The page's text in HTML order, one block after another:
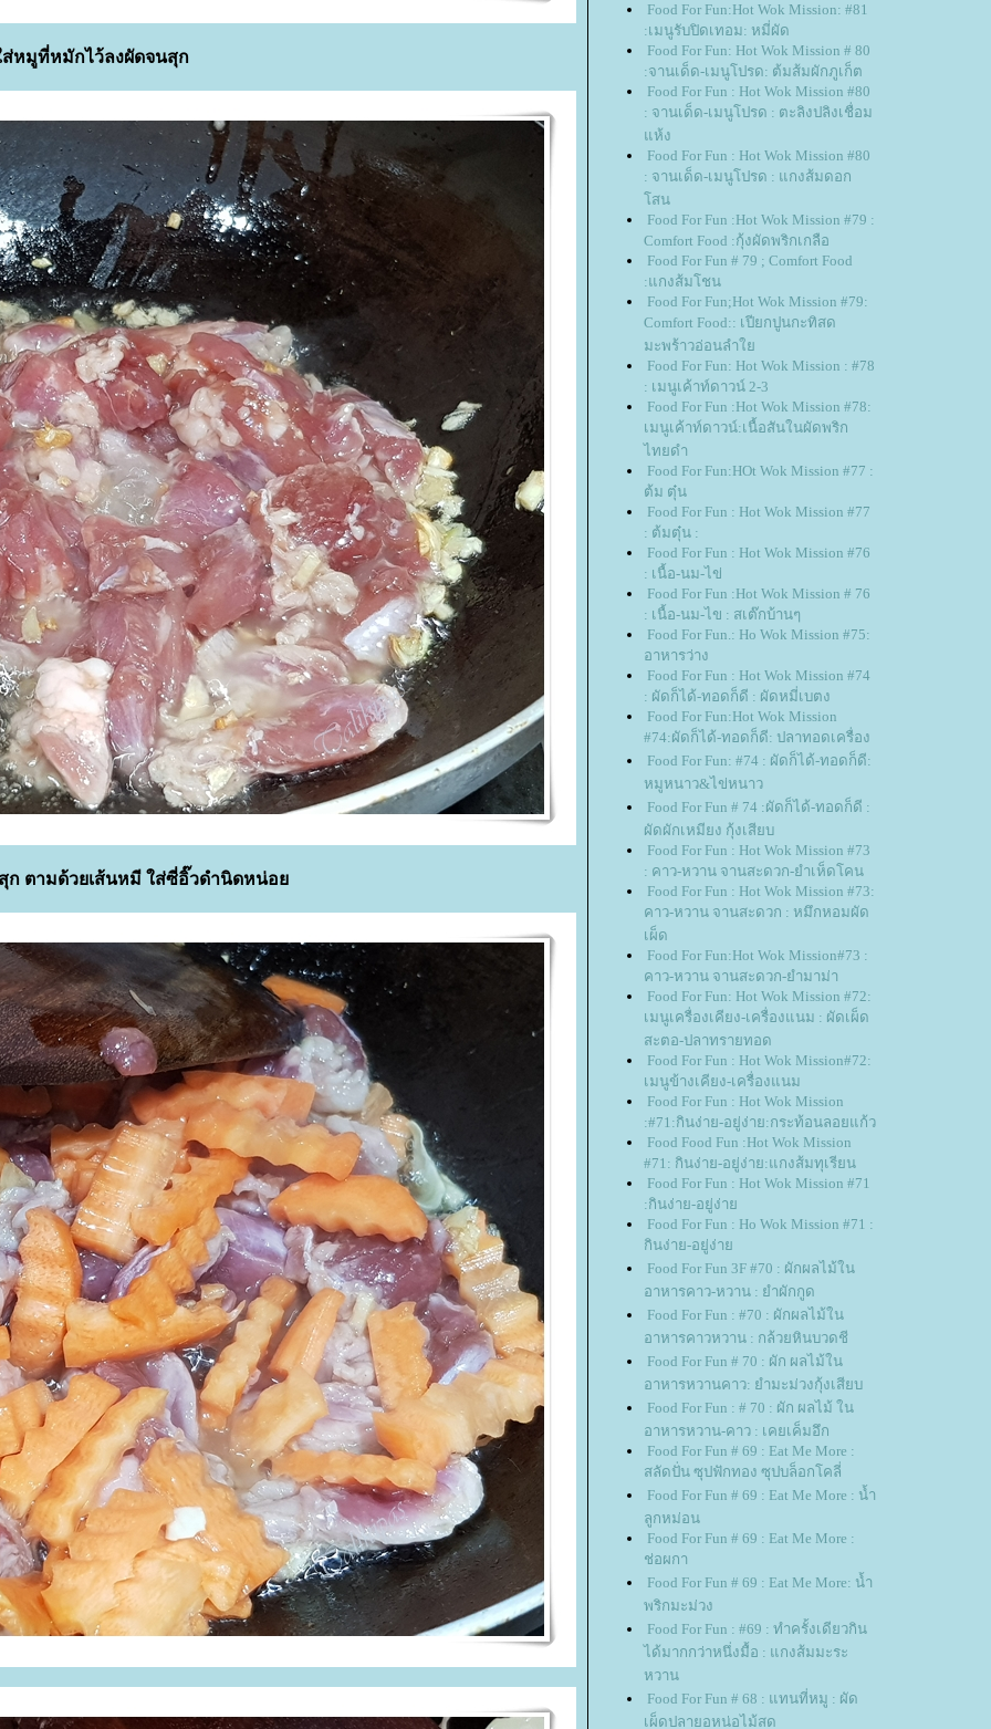
ส่หมูที่หมักไว้ลงผัดจนสุก
ก ตามด้วยเส้นหมี ใส่ซี่อิ๊วดำนิดหน่อ
Food For Fun:Hot Wok Mission: #81
:เมนูรับปิดเทอม: หมี่ผัด
Food For Fun: Hot Wok Mission # 80
:จานเด็ด-เมนูโปรด: ต้มส้มผักภูเก็ต
Food For Fun : Hot Wok Mission #80
: จานเด็ด-เมนูโปรด : ตะลิงปลิงเชื่อม
ห้ง
Food For Fun : Hot Wok Mission #80
: จานเด็ด-เมนูโปรด : แกงส้มดอก
สน
Food For Fun :Hot Wok Mission #79 :
Comfort Food :กุ้งผัดพริกเกลือ
Food For Fun # 79 ; Comfort Food
:แกงส้มโชน
Food For Fun;Hot Wok Mission #79:
Comfort Food:: เปียกปูนกะทิสด
มะพร้าวอ่อนลำ
Food For Fun: Hot Wok Mission : #78
: เมนูเค้าท์ดาวน์ 2-3
Food For Fun :Hot Wok Mission #78:
เมนูเค้าท์ดาวน์:เนื้อสันในผัดพริก
ไทยดำ
Food For Fun:HOt Wok Mission #77 :
ต้ม ตุ๋น
Food For Fun : Hot Wok Mission #77
: ต้มตุ๋น :
Food For Fun : Hot Wok Mission #76
: เนื้อ-นม-ไข่
Food For Fun :Hot Wok Mission # 76
: เนื้อ-นม-ไข : สเต๊กบ้านๆ
Food For Fun.: Ho Wok Mission #75:
อาหารว่าง
Food For Fun : Hot Wok Mission #74
: ผัดก็ได้-ทอดก็ดี : ผัดหมี่เบตง
Food For Fun:Hot Wok Mission
#74:ผัดก็ได้-ทอดก็ดี: ปลาทอดเครื่อง
Food For Fun: #74 : ผัดก็ได้-ทอดก็ดี:
หมูหนาว&ไข่หนาว
Food For Fun # 74 :ผัดก็ได้-ทอดก็ดี :
ผัดผักเหมียง กุ้งเสียบ
Food For Fun : Hot Wok Mission #73
: คาว-หวาน จานสะดวก-ยำเห็ดโคน
Food For Fun : Hot Wok Mission #73:
คาว-หวาน จานสะดวก : หมึกหอมผัด
เผ็ด
Food For Fun:Hot Wok Mission#73 :
คาว-หวาน จานสะดวก-ยำมาม่า
Food For Fun: Hot Wok Mission #72:
เมนูเครื่องเคียง-เครื่องแนม : ผัดเผ็ด
สะตอ-ปลาทรายทอด
Food For Fun : Hot Wok Mission#72:
เมนูข้างเคียง-เครื่องแนม
Food For Fun : Hot Wok Mission
:#71:กินง่าย-อยู่ง่าย:กระท้อนลอยแก้ว
Food Food Fun :Hot Wok Mission
#71: กินง่าย-อยู่ง่าย:แกงส้มทุเรียน
Food For Fun : Hot Wok Mission #71
:กินง่าย-อยู่ง่า
Food For Fun : Ho Wok Mission #71 :
กินง่าย-อยู่ง่า
Food For Fun 3F #70 : ผักผลไม้ใน
อาหารคาว-หวาน : ยำผักกูด
Food For Fun : #70 : ผักผลไม้ใน
อาหารคาวหวาน : กล้วยหินบวดชี
Food For Fun # 70 : ผัก ผลไม้ใน
อาหารหวานคาว: ยำมะม่วงกุ้งเสียบ
Food For Fun : # 70 : ผัก ผลไม้ ใน
อาหารหวาน-คาว : เคยเค็มอึก
Food For Fun # 69 : Eat Me More :
สลัดปั่น ซุปฟักทอง ซุปบล็อกโคลี่
Food For Fun # 69 : Eat Me More : น้ำ
ลูกหม่อน
Food For Fun # 69 : Eat Me More :
ช่อผกา
Food For Fun # 69 : Eat Me More: น้ำ
พริกมะม่วง
Food For Fun : #69 : ทำครั้งเดียวกิน
ได้มากกว่าหนึ่งมื้อ : แกงส้มมะระ
หวาน
Food For Fun # 68 : แทนที่หมู : ผัด
เผ็ดปลายอหน่อไม้สด